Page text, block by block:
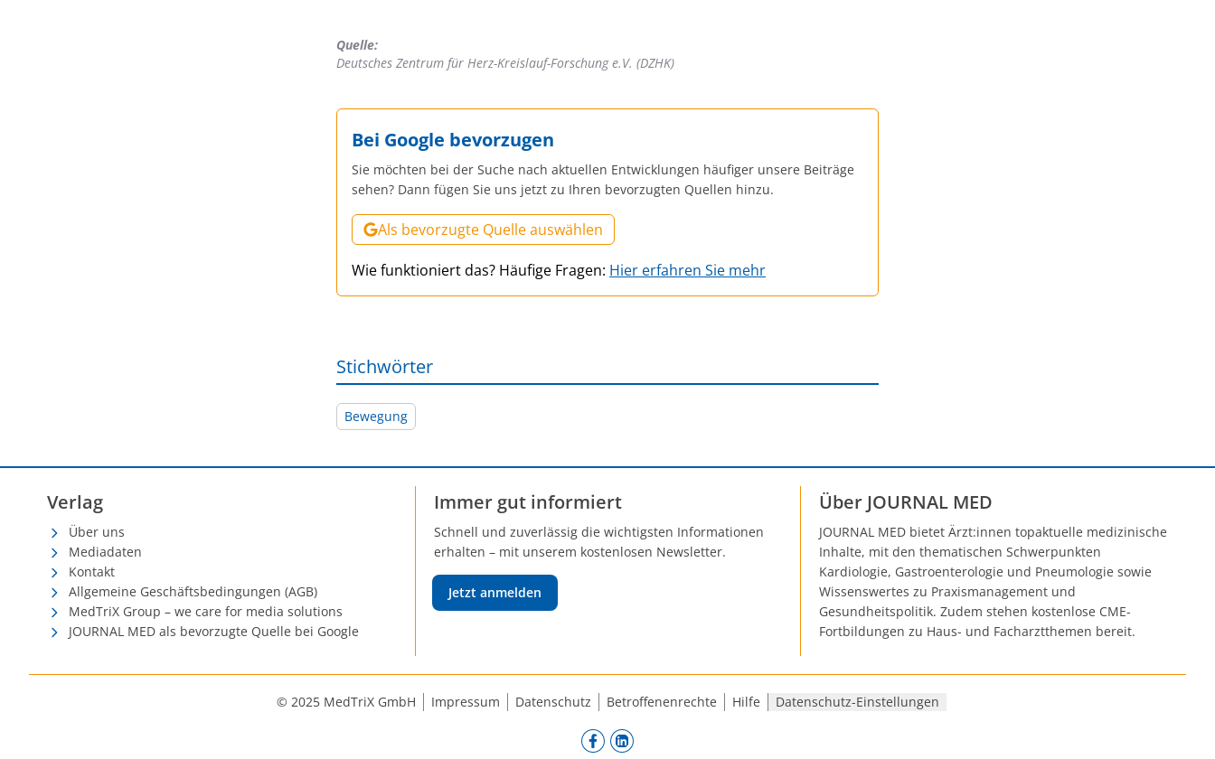
Quelle:
Deutsches Zentrum für Herz-Kreislauf-Forschung e.V. (DZHK)
Bei Google bevorzugen
Sie möchten bei der Suche nach aktuellen Entwicklungen häufiger unsere Beiträge
sehen? Dann fügen Sie uns jetzt zu Ihren bevorzugten Quellen hinzu.
Als bevorzugte Quelle auswählen
Wie funktioniert das? Häufige Fragen: Hier erfahren Sie mehr
Stichwörter
Bewegung
Verlag
Über uns
Mediadaten
Kontakt
Allgemeine Geschäftsbedingungen (AGB)
MedTriX Group – we care for media solutions
JOURNAL MED als bevorzugte Quelle bei Google
Immer gut informiert
Schnell und zuverlässig die wichtigsten Informationen
erhalten – mit unserem kostenlosen Newsletter.
Jetzt anmelden
Über JOURNAL MED
JOURNAL MED bietet Ärzt:innen topaktuelle medizinische
Inhalte, mit den thematischen Schwerpunkten
Kardiologie, Gastroenterologie und Pneumologie sowie
Wissenswertes zu Praxismanagement und
Gesundheitspolitik. Zudem stehen kostenlose CME-
Fortbildungen zu Haus- und Facharztthemen bereit.
© 2025 MedTriX GmbH Impressum Datenschutz Betroffenenrechte Hilfe Datenschutz-Einstellungen